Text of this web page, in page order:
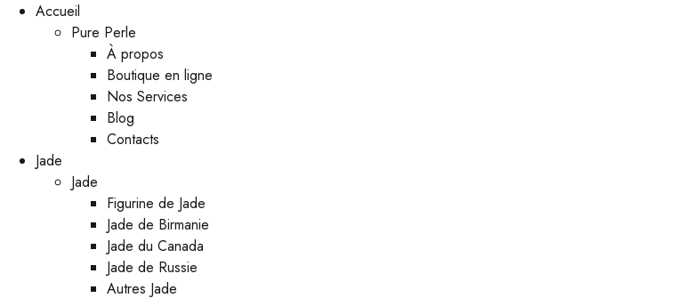
Accueil
Pure Perle
À propos
Boutique en ligne
Nos Services
Blog
Contacts
Jade
Jade
Figurine de Jade
Jade de Birmanie
Jade du Canada
Jade de Russie
Autres Jade